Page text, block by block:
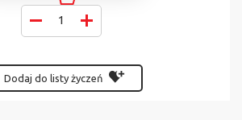
Dodaj do listy życzeń